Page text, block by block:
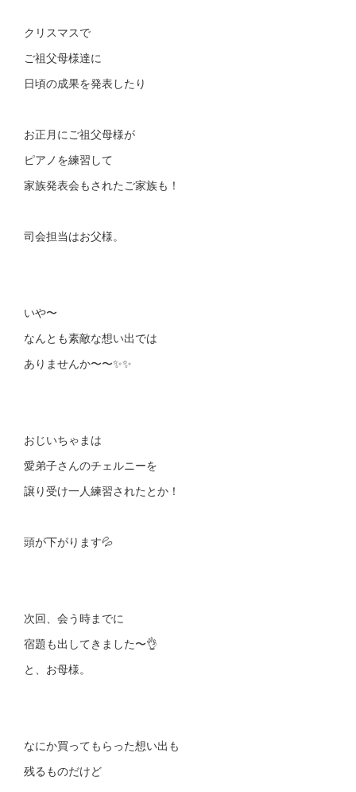
クリスマスで
ご祖父母様達に
日頃の成果を発表したり
お正月にご祖父母様が
ピアノを練習して
家族発表会もされたご家族も！
司会担当はお父様。
いや〜
なんとも素敵な想い出では
ありませんか〜〜✨✨
おじいちゃまは
愛弟子さんのチェルニーを
譲り受け一人練習されたとか！
頭が下がります💦
次回、会う時までに
宿題も出してきました〜👌
と、お母様。
なにか買ってもらった想い出も
残るものだけど